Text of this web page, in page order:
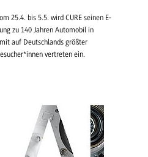
25.4. bis 5.5. wird CURE seinen E-
zu 140 Jahren Automobil in
auf Deutschlands größter
vertreten ein.